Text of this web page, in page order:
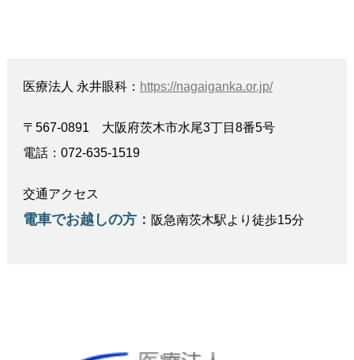
医療法人 永井眼科： https://nagaiganka.or.jp/
〒567-0891 大阪府茨木市水尾3丁目8番5号
電話：072-635-1519
交通アクセス
電車でお越しの方： 阪急南茨木駅より徒歩15分